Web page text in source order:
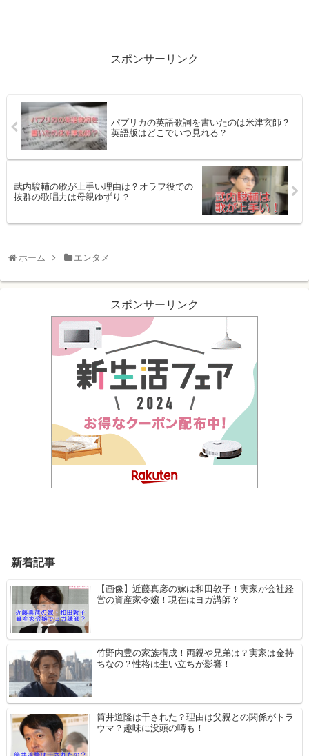
スポンサーリンク
パプリカの英語歌詞を書いたのは米津玄師？
英語版はどこでいつ見れる？
武内駿輔の歌が上手い理由は？オラフ役での
抜群の歌唱力は母親ゆずり？
ホーム エンタメ
スポンサーリンク
新着記事
【画像】近藤真彦の嫁は和田敦子！実家が会社経
営の資産家令嬢！現在はヨガ講師？
竹野内豊の家族構成！両親や兄弟は？実家は金持
ちなの？性格は生い立ちが影響！
筒井道隆は干された？理由は父親との関係がトラ
ウマ？趣味に没頭の噂も！